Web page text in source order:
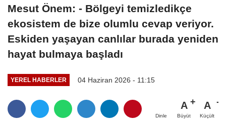
Mesut Önem: - Bölgeyi temizledikçe
ekosistem de bize olumlu cevap veriyor.
Eskiden yaşayan canlılar burada yeniden
hayat bulmaya başladı
YEREL HABERLER 04 Haziran 2026 - 11:15
Dinle
A
Büyüt
A
Küçült